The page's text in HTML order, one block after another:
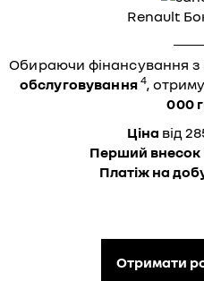
Renault
Обираючи фінансування з
обслуговування 4,
000
Ціна від
Перший внесок
Платіж на
Отримати